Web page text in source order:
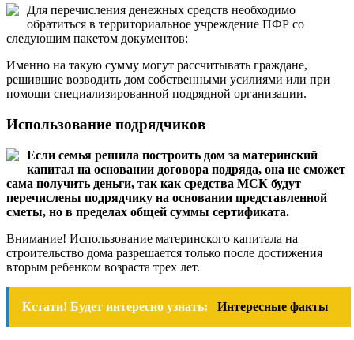
Для перечисления денежных средств необходимо
обратиться в территориальное учреждение ПФР со
следующим пакетом документов:
Именно на такую сумму могут рассчитывать граждане,
решившие возводить дом собственными усилиями или при
помощи специализированной подрядной организации.
Использование подрядчиков
Если семья решила построить дом за материнский
капитал на основании договора подряда, она не сможет
сама получить деньги, так как средства МСК будут
перечислены подрядчику на основании представленной
сметы, но в пределах общей суммы сертификата.
Внимание! Использование материнского капитала на
строительство дома разрешается только после достижения
вторым ребенком возраста трех лет.
Кстати! Будет интересно узнать: Интересные факты